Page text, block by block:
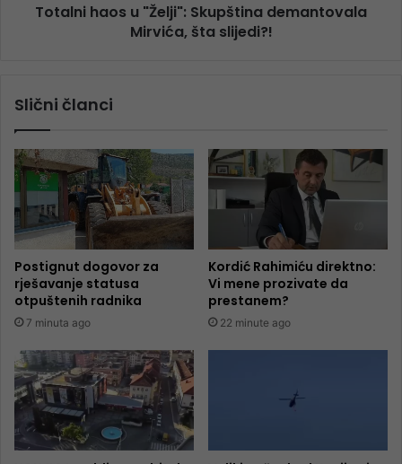
Totalni haos u "Želji": Skupština demantovala
Mirvića, šta slijedi?!
Slični članci
Postignut dogovor za
rješavanje statusa
otpuštenih radnika
7 minuta ago
Kordić Rahimiću direktno:
Vi mene prozivate da
prestanem?
22 minute ago